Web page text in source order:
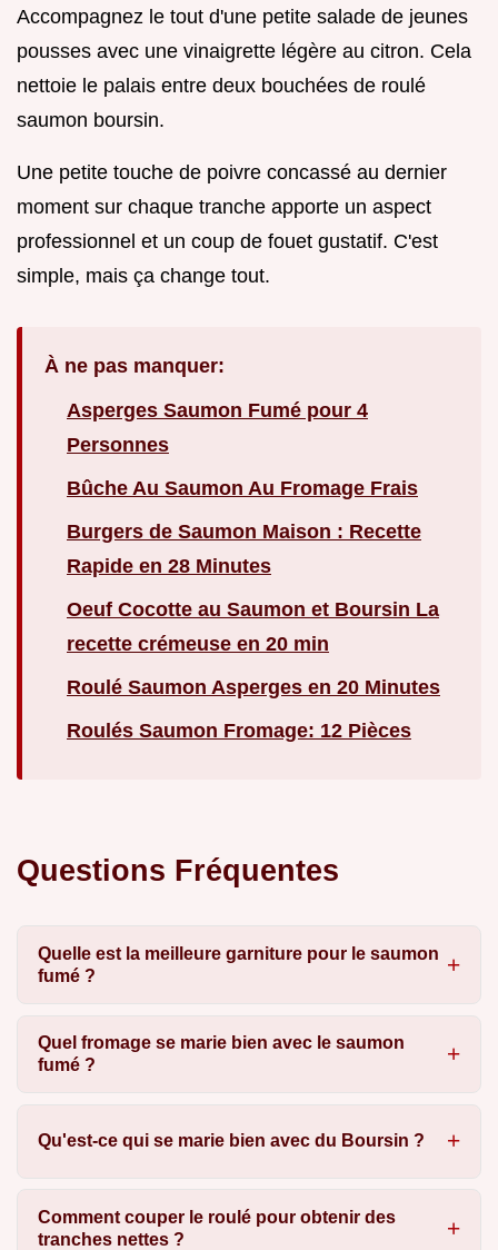
Accompagnez le tout d'une petite salade de jeunes
pousses avec une vinaigrette légère au citron. Cela
nettoie le palais entre deux bouchées de roulé
saumon boursin.
Une petite touche de poivre concassé au dernier
moment sur chaque tranche apporte un aspect
professionnel et un coup de fouet gustatif. C'est
simple, mais ça change tout.
À ne pas manquer:
Asperges Saumon Fumé pour 4
Personnes
Bûche Au Saumon Au Fromage Frais
Burgers de Saumon Maison : Recette
Rapide en 28 Minutes
Oeuf Cocotte au Saumon et Boursin La
recette crémeuse en 20 min
Roulé Saumon Asperges en 20 Minutes
Roulés Saumon Fromage: 12 Pièces
Questions Fréquentes
Quelle est la meilleure garniture pour le saumon
fumé ?
Quel fromage se marie bien avec le saumon
fumé ?
Qu'est-ce qui se marie bien avec du Boursin ?
Comment couper le roulé pour obtenir des
tranches nettes ?